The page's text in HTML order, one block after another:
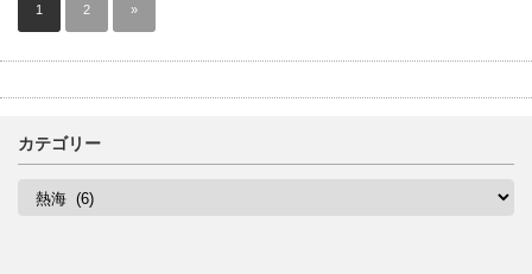
1 2 »
カテゴリー